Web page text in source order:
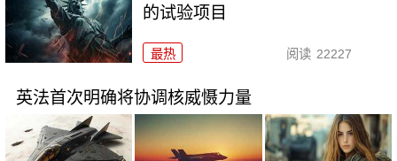
的试验项目
最热 阅读 22227
英法首次明确将协调核威慑力量